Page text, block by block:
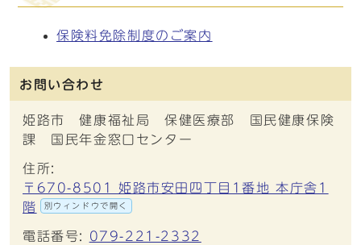
保険料免除制度のご案内
お問い合わせ
姫路市 健康福祉局 保健医療部 国民健康保険
課 国民年金窓口センター
住所:
〒670-8501 姫路市安田四丁目1番地 本庁舎1
階
別ウィンドウで開く
電話番号: 079-221-2332